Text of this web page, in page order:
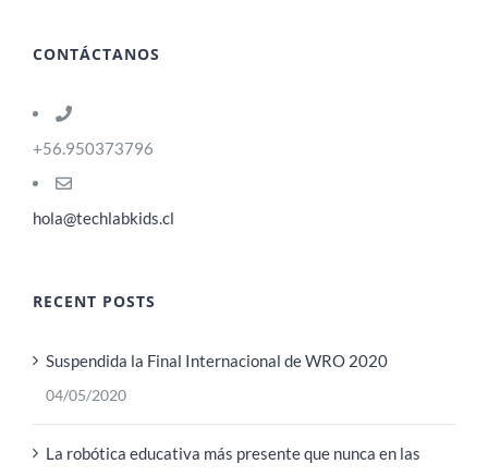
CONTÁCTANOS
+56.950373796
hola@techlabkids.cl
RECENT POSTS
Suspendida la Final Internacional de WRO 2020
04/05/2020
La robótica educativa más presente que nunca en las